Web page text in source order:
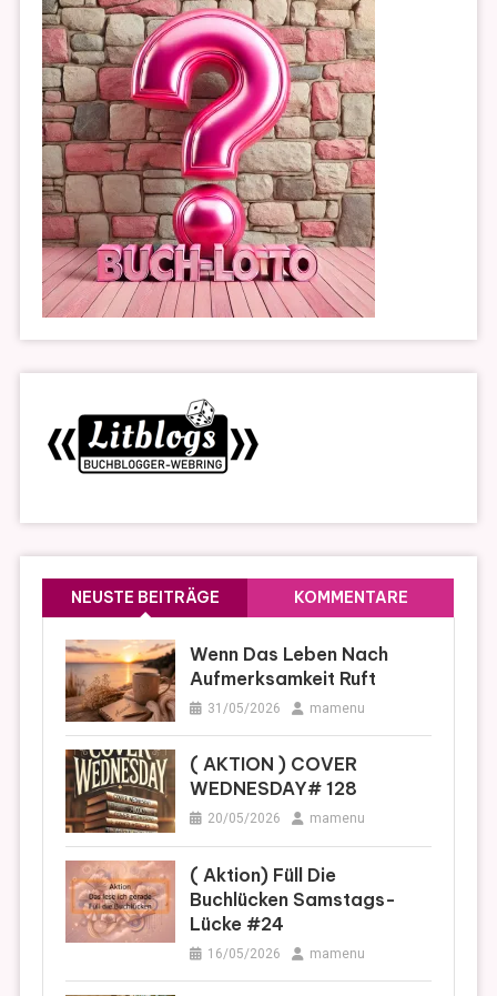
NEUSTE BEITRÄGE KOMMENTARE
Wenn Das Leben Nach
Aufmerksamkeit Ruft
31/05/2026 mamenu
( AKTION ) COVER
WEDNESDAY# 128
20/05/2026 mamenu
( Aktion) Füll Die
Buchlücken Samstags-
Lücke #24
16/05/2026 mamenu